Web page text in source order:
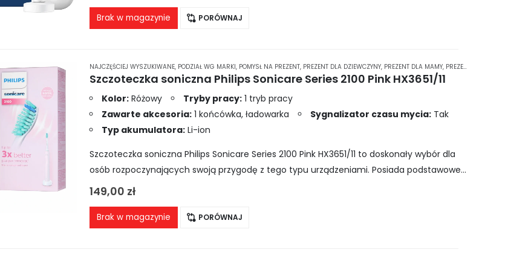
Brak w magazynie PORÓWNAJ
NAJCZĘŚCIEJ WYSZUKIWANE, PODZIAŁ WG MARKI, POMYSŁ NA PREZENT, PREZENT DLA DZIEWCZYNY, PREZENT DLA MAMY, PREZENT DLA PRZYJACIÓŁKI
Szczoteczka soniczna Philips Sonicare Series 2100 Pink HX3651/11
Kolor: Różowy Tryby pracy: 1 tryb pracy
Zawarte akcesoria: 1 końcówka, ładowarka Sygnalizator czasu mycia: Tak
Typ akumulatora: Li-ion
Szczoteczka soniczna Philips Sonicare Series 2100 Pink HX3651/11 to doskonały wybór dla
osób rozpoczynających swoją przygodę z tego typu urządzeniami. Posiada podstawowe
funkcje, takie jak jeden tryb mycia, czasomierz oraz…
149,00 zł
Brak w magazynie PORÓWNAJ